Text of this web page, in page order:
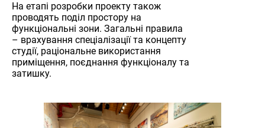
На етапі розробки проекту також
проводять поділ простору на
функціональні зони. Загальні правила
– врахування спеціалізації та концепту
студії, раціональне використання
приміщення, поєднання функціоналу та
затишку.